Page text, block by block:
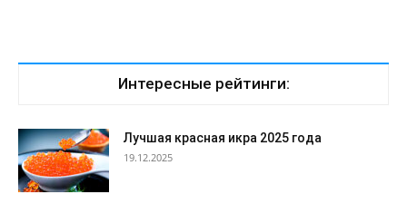
Интересные рейтинги:
Лучшая красная икра 2025 года
19.12.2025